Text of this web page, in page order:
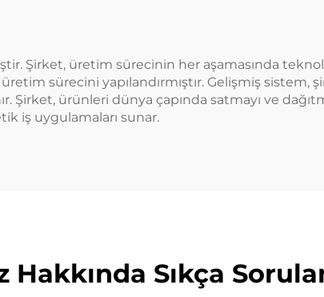
Şirket, üretim sürecinin her aşamasında
sürecini yapılandırmıştır. Gelişmiş sistem,
Şirket, ürünleri dünya çapında satmayı ve
iş uygulamaları sunar.
Sıkça